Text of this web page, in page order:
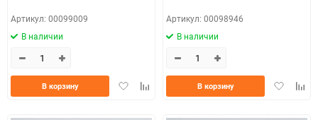
Артикул: 00099009
В наличии
ДобавитьДобавить
В корзину
Артикул: 00098946
В наличии
Добавить
В корзину